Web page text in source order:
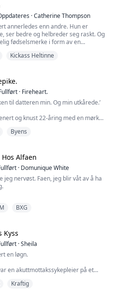
opp da Hank grep tak i håret
mitt. SMELL. Det var som om øyet
·Catherine Thompson
annerledes enn andre. Hun er
ser bedre og helbreder seg raskt. Og
fødselsmerke i form av en
nærmer seg sin tjuende bursdag.
begynner ...
Kickass Heltinne
· Fireheart.
til datteren min. Og min utkårede.’
og knust 22-åring med en mørk
en nyfødt som mistet moren sin
i den anerkjente Månetann-
direktør i Caine Inc. En
Byens
Alfaen
· Domunique White
jeg nervøst. Faen, jeg blir våt av å ha
og slikke meg.
min, og jeg skjelver. Jeg ble
allerede var.
varm, fornuften var borte, og jeg b...
BXG
Kyss
·Sheila
en løgn.
en akuttmottakssykepleier på et
alltid klar til å redde et liv. 'Et liv tapt
Kraftig